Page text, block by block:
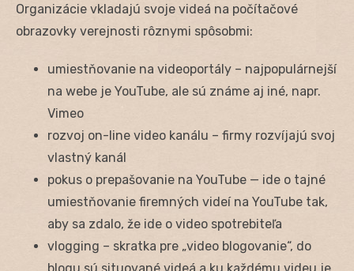
Organizácie vkladajú svoje videá na počítačové
obrazovky verejnosti rôznymi spôsobmi:
umiestňovanie na videoportály – najpopulárnejší
na webe je YouTube, ale sú známe aj iné, napr.
Vimeo
rozvoj on-line video kanálu – firmy rozvíjajú svoj
vlastný kanál
pokus o prepašovanie na YouTube — ide o tajné
umiestňovanie firemných videí na YouTube tak,
aby sa zdalo, že ide o video spotrebiteľa
vlogging – skratka pre „video blogovanie“, do